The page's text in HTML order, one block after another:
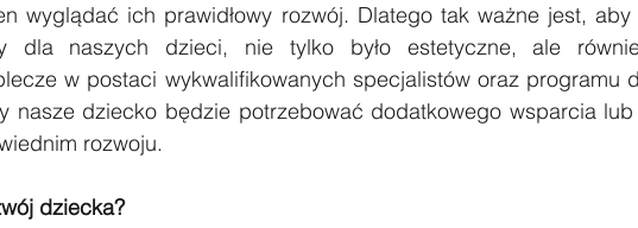
wyglądać ich prawidłowy rozwój. Dlatego tak ważne jest, aby
dla naszych dzieci, nie tylko było estetyczne, ale
w postaci wykwalifikowanych specjalistów oraz programu
nasze dziecko będzie potrzebować dodatkowego wsparcia
rozwoju.
dziecka?